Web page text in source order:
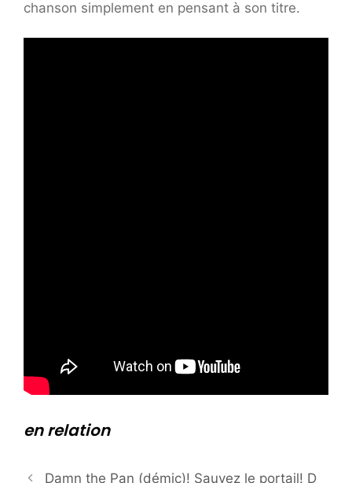
chanson simplement en pensant à son titre.
en relation
Damn the Pan (démic)! Sauvez le portail! D